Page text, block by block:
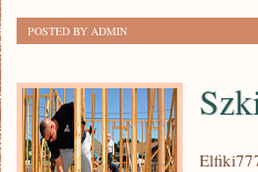
POSTED BY ADMIN